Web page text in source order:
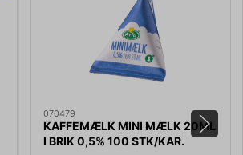
070479
KAFFEMÆLK MINI MÆLK 20ML
I BRIK 0,5% 100 STK/KAR.